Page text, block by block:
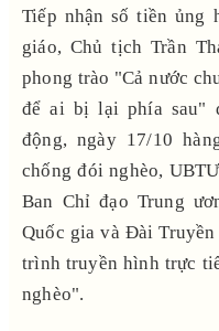
Tiếp nhận số tiền ủng
giáo, Chủ tịch Trần
phong trào "Cả nước
để ai bị lại phía sau"
động, ngày 17/10
chống đói nghèo,
Ban Chỉ đạo Trung
Quốc gia và Đài
trình truyền hình trực
nghèo".